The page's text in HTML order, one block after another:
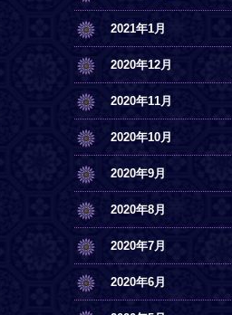
2021年1月
2020年12月
2020年11月
2020年10月
2020年9月
2020年8月
2020年7月
2020年6月